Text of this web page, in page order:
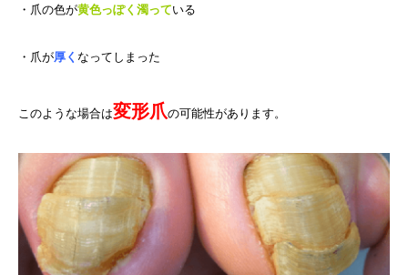
・爪の色が黄色っぽく濁っている
・爪が厚く なってしまった
このような場合は変形爪の可能性があります。